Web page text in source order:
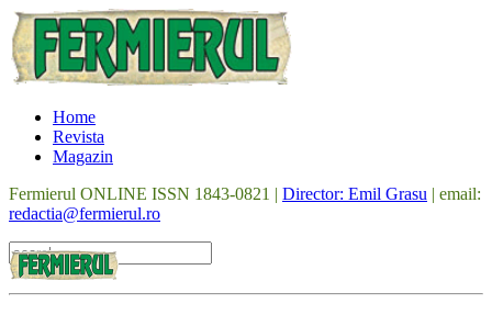
Home
Revista
Magazin
Fermierul ONLINE ISSN 1843-0821 | Director: Emil Grasu | email:
redactia@fermierul.ro